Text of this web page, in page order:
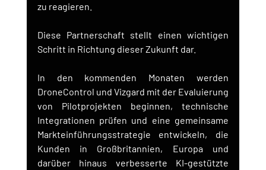
zu reagieren.
Diese Partnerschaft stellt einen wichtigen
Schritt in Richtung dieser Zukunft dar.
In den kommenden Monaten werden
DroneControl und Vizgard mit der Evaluierung
von Pilotprojekten beginnen, technische
Integrationen prüfen und eine gemeinsame
Markteinführungsstrategie entwickeln, die
Kunden in Großbritannien, Europa und
darüber hinaus verbesserte KI-gestützte